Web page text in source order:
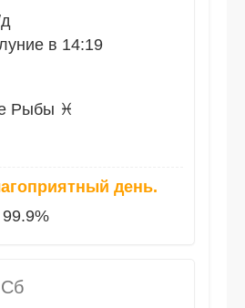
в 14:19
Рыбы ♓
день.
Сб